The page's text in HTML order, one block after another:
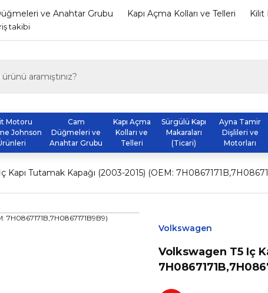
ve Anahtar Grubu Kapı Açma Kolları ve Telleri Kilit
takibi
Motoru
Johnson
Cam
Düğmeleri ve
Anahtar Grubu
Kapı Açma
Kolları ve
Telleri
Sürgülü Kapı
Makaraları
(Ticari)
Ayna Tamir
Dişlileri ve
Motorları
Kapı Tutamak Kapağı (2003-2015) (OEM:
Volkswagen
Volkswagen T5 Iç